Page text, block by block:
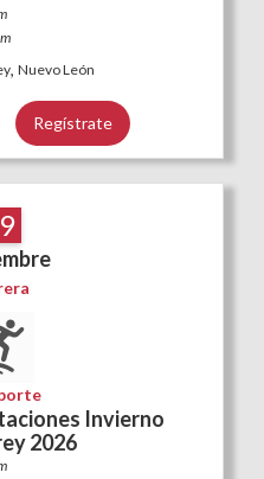
, Nuevo León
Regístrate
Invierno
2026